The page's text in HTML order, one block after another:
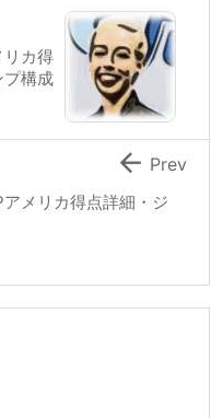
リカ得
プ構成
メリカ得点詳細・ジ
 Prev